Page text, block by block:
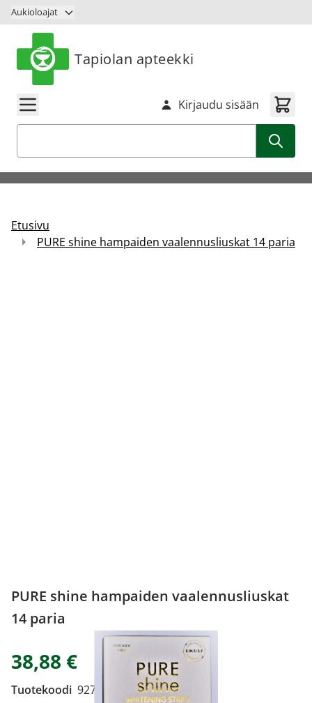
Siirry sisältöön
Aukioloajat
Tapiolan apteekki
Kirjaudu sisään
Etusivu
PURE shine hampaiden vaalennusliuskat 14 paria
PURE shine hampaiden vaalennusliuskat
14 paria
38,88 €
Tuotekoodi 9276814